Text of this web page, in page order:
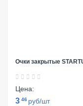
Очки закрытые
Цена:
3 46 руб/шт